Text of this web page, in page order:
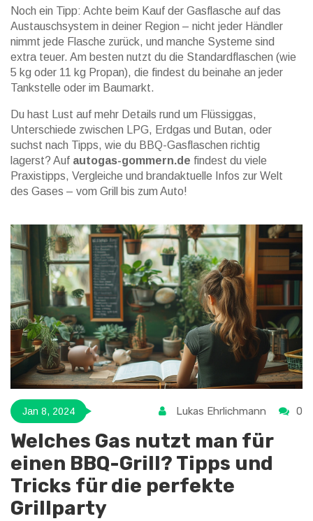
Noch ein Tipp: Achte beim Kauf der Gasflasche auf das
Austauschsystem in deiner Region – nicht jeder Händler
nimmt jede Flasche zurück, und manche Systeme sind
extra teuer. Am besten nutzt du die Standardflaschen (wie
5 kg oder 11 kg Propan), die findest du beinahe an jeder
Tankstelle oder im Baumarkt.
Du hast Lust auf mehr Details rund um Flüssiggas,
Unterschiede zwischen LPG, Erdgas und Butan, oder
suchst nach Tipps, wie du BBQ-Gasflaschen richtig
lagerst? Auf autogas-gommern.de findest du viele
Praxistipps, Vergleiche und brandaktuelle Infos zur Welt
des Gases – vom Grill bis zum Auto!
Jan 8, 2024 Lukas Ehrlichmann 0
Welches Gas nutzt man für
einen BBQ-Grill? Tipps und
Tricks für die perfekte
Grillparty